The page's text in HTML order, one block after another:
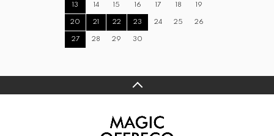
13 14 15 16 17 18 19
20 21 22 23 24 25 26
27 28 29 30